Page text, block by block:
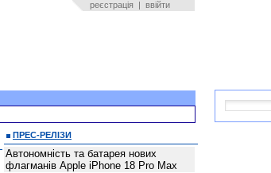
реєстрація | ввійти
ПРЕС-РЕЛІЗИ
Автономність та батарея нових
флагманів Apple iPhone 18 Pro Max